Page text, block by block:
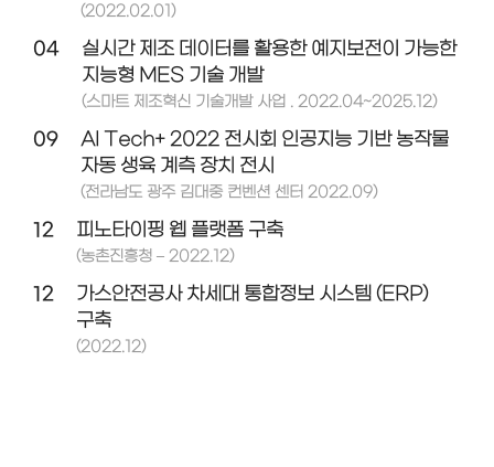
(2022.02.01)
04
실시간 제조 데이터를 활용한 예지보전이 가능한
지능형 MES 기술 개발
(스마트 제조혁신 기술개발 사업 . 2022.04~2025.12)
09
AI Tech+ 2022 전시회 인공지능 기반 농작물
자동 생육 계측 장치 전시
(전라남도 광주 김대중 컨벤션 센터 2022.09)
12 피노타이핑 웹 플랫폼 구축
(농촌진흥청 – 2022.12)
12
가스안전공사 차세대 통합정보 시스템 (ERP)
구축
(2022.12)